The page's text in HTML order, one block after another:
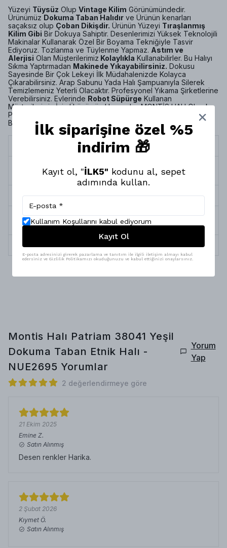
Yüzeyi Tüysüz Olup Vintage Kilim Görünümündedir.
Ürünümüz Dokuma Taban Halıdır ve Ürünün kenarları
saçaksız olup Çoban Dikişdir. Ürünün Yüzeyi Tıraşlanmış
Kilim Gibi Bir Dokuya Sahiptir. Desenlerimizi Yüksek Teknolojili
Makinalar Kullanarak Özel Bir Boyama Tekniğiyle Tasvir
Ediyoruz. Tozlanma ve Tüylenme Yapmaz. Astım ve
Alerjisi Olan Müşterilerimiz Kolaylıkla Kullanabilirler. Bu Halıyı
Sıkma Yaptırmadan Makinede Yıkayabilirsiniz. Dokusu
Sayesinde Bir Çok Lekeyi İlk Müdahalenizde Kolayca
Çıkarabilirsiniz. Arap Sabunu Yada Halı Şampuanıyla Silerek
Temizlemeniz Yeterli Olacaktır. Profesyonel Yıkama Şirketlerine
Verebilirsiniz. Evlerinde Robot Süpürge Kullanan
Müşterilerimiz İçin Ürünümüz Uygundur. MONTİS HALI Olarak
Pamuk Rejenere Geri Dönüşüm İpliği Kullanmaktayız.
BöylelikleMONTİS HALI da Ürünlerimiz Doğa Dostudur .
10 İş Günü
Çoban Dikiş (Saçaksız)
Halı Tipi Dokuma Taban Halı
Yıkama &
Bakım
Makinada Yıkanabilir, Robot Süpürgeye
Uygundur
İplik Çeşitleri
Montis Halı Patriam 38041 Yeşil
Dokuma Taban Etnik Halı -
NUE2695 Yorumlar
Yorum
Yap
2 değerlendirmeye göre
21 Ekim 2025
Emine Z.
Satın Alınmış
Desen renkler Harika.
2 Şubat 2026
Kıymet Ö.
Satın Alınmış
İlk siparişine özel %5
indirim 🎁
Kayıt ol, "İLK5" kodunu al, sepet
adımında kullan.
Kullanım Koşullarını kabul ediyorum
Kayıt Ol
E-posta adresinizi girerek pazarlama ve tanıtım ile ilgili iletişim almayı kabul
edersiniz ve Gizlilik Politikamızı okuduğunuzu ve kabul ettiğinizi onaylarsınız.